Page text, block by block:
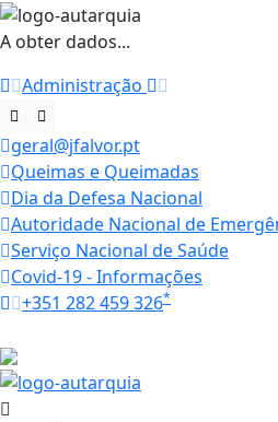
A obter dados...
Administração
geral@jfalvor.pt
Queimas e Queimadas
Dia da Defesa Nacional
Autoridade Nacional de
Serviço Nacional de Saúde
Covid-19 - Informações
+351 282 459 326*